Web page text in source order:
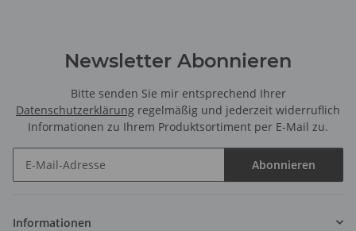
Newsletter Abonnieren
Bitte senden Sie mir entsprechend Ihrer
Datenschutzerklärung regelmäßig und jederzeit widerruflich
Informationen zu Ihrem Produktsortiment per E-Mail zu.
Abonnieren
Informationen